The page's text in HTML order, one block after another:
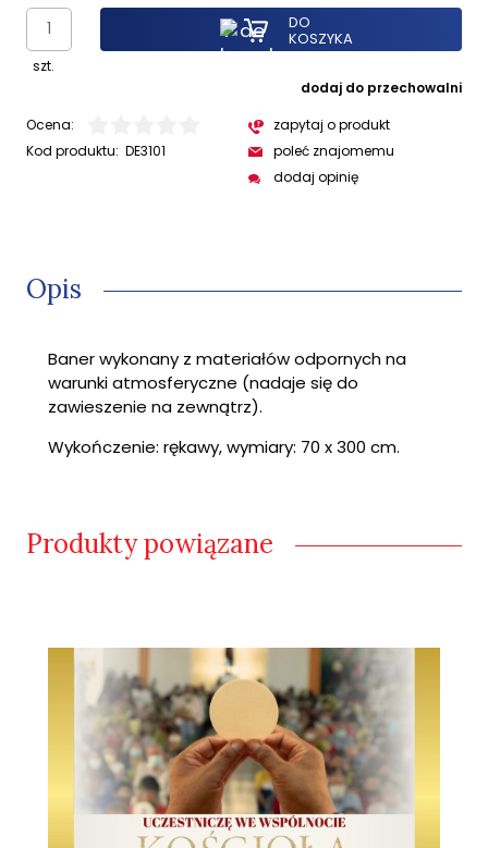
szt.
DO
KOSZYKA
dodaj do przechowalni
Ocena:
Kod produktu: DE3101
zapytaj o produkt
poleć znajomemu
dodaj opinię
Opis
Baner wykonany z materiałów odpornych na
warunki atmosferyczne (nadaje się do
zawieszenie na zewnątrz).
Wykończenie: rękawy, wymiary: 70 x 300 cm.
Produkty powiązane